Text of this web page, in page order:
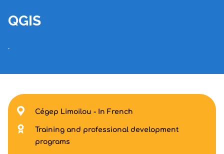
QGIS
.
Cégep Limoilou - In French
Training and professional development
programs